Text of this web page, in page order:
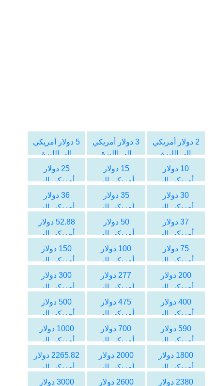
2 دولار أمريكي
الى الليرة
التركية
3 دولار أمريكي
الى الليرة
التركية
5 دولار أمريكي
الى الليرة
التركية
10 دولار
أمريكي الى
الليرة التركية
15 دولار
أمريكي الى
الليرة التركية
25 دولار
أمريكي الى
الليرة التركية
30 دولار
أمريكي الى
الليرة التركية
35 دولار
أمريكي الى
الليرة التركية
36 دولار
أمريكي الى
الليرة التركية
37 دولار
أمريكي الى
الليرة التركية
50 دولار
أمريكي الى
الليرة التركية
52.88 دولار
أمريكي الى
الليرة التركية
75 دولار
أمريكي الى
الليرة التركية
100 دولار
أمريكي الى
الليرة التركية
150 دولار
أمريكي الى
الليرة التركية
200 دولار
أمريكي الى
الليرة التركية
277 دولار
أمريكي الى
الليرة التركية
300 دولار
أمريكي الى
الليرة التركية
400 دولار
أمريكي الى
الليرة التركية
475 دولار
أمريكي الى
الليرة التركية
500 دولار
أمريكي الى
الليرة التركية
590 دولار
أمريكي الى
الليرة التركية
700 دولار
أمريكي الى
الليرة التركية
1000 دولار
أمريكي الى
الليرة التركية
1800 دولار
أمريكي الى
الليرة التركية
2000 دولار
أمريكي الى
الليرة التركية
2265.82 دولار
أمريكي الى
الليرة التركية
2380 دولار
2600 دولار
3000 دولار